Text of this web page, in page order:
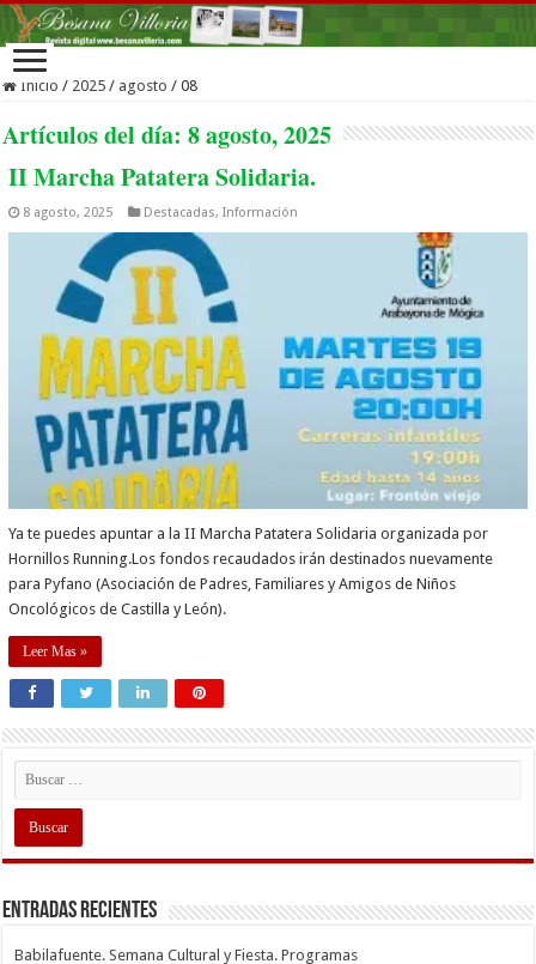
Inicio / 2025 / agosto / 08
Artículos del día:8 agosto, 2025
II Marcha Patatera Solidaria.
8 agosto, 2025 Destacadas,Información
Ya te puedes apuntar a la II Marcha Patatera Solidaria organizada por
Hornillos Running.Los fondos recaudados irán destinados nuevamente
para Pyfano (Asociación de Padres, Familiares y Amigos de Niños
Oncológicos de Castilla y León).
Leer Mas »
Entradas recientes
Babilafuente. Semana Cultural y Fiesta. Programas